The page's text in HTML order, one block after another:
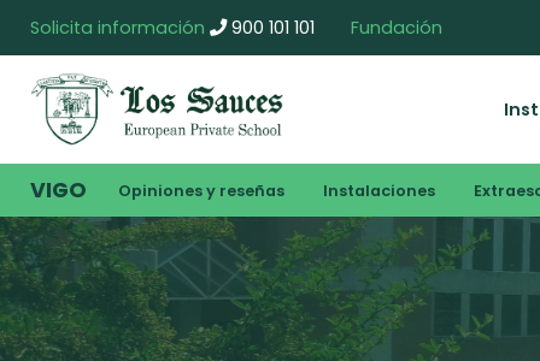
Solicita información 900 101 101 Fundación
VIGO Opiniones y reseñas Instalaciones